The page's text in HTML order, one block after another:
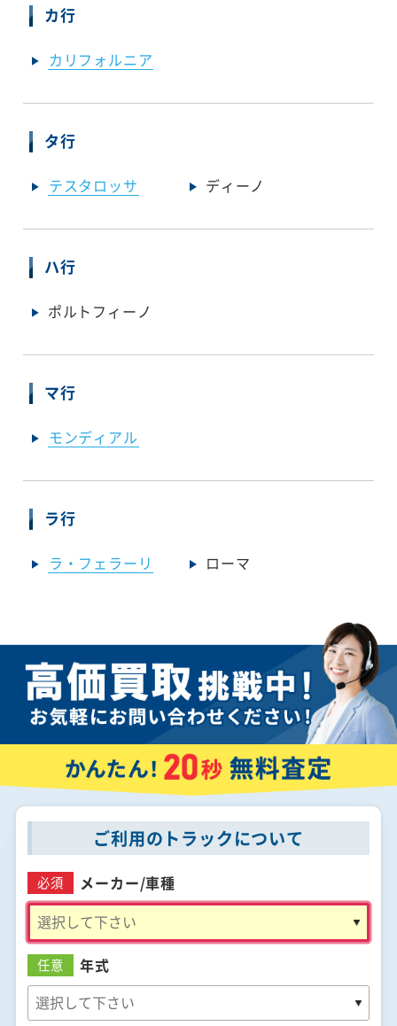
カ行
カリフォルニア
タ行
テスタロッサ ディーノ
ハ行
ポルトフィーノ
マ行
モンディアル
ラ行
ラ・フェラーリ ローマ
ご利用のトラックについて
必須 メーカー/車種
任意 年式